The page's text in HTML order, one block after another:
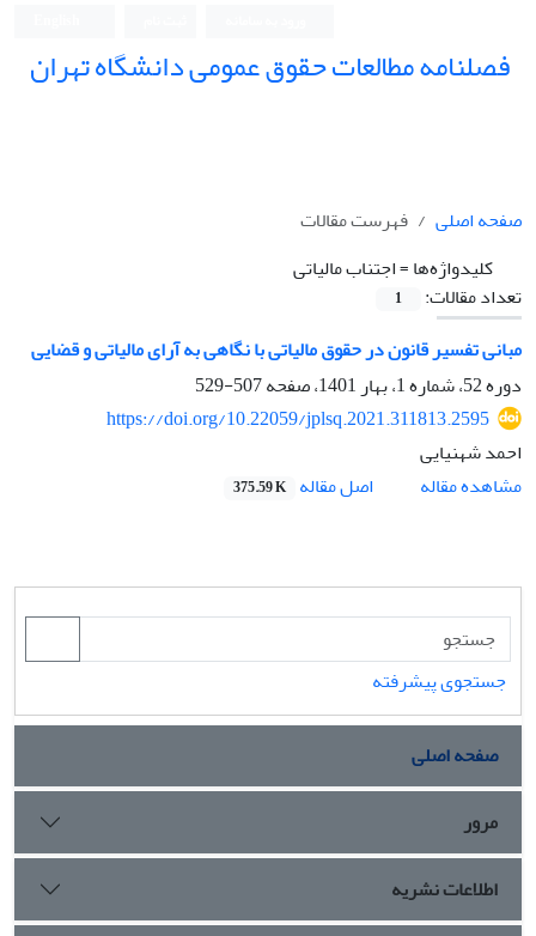
فصلنامه مطالعات حقوق عمومی دانشگاه تهران
صفحه اصلی
فهرست مقالات
کلیدواژه‌ها =اجتناب مالیاتی
تعداد مقالات:
1
مبانی تفسیر قانون در حقوق مالیاتی با نگاهی به آرای مالیاتی و قضایی
دوره 52، شماره 1، بهار 1401، صفحه
507-529
https://doi.org/10.22059/jplsq.2021.311813.2595
احمد شهنیایی
مشاهده مقاله
اصل مقاله 375.59 K
جستجوی پیشرفته
صفحه اصلی
مرور
اطلاعات نشریه